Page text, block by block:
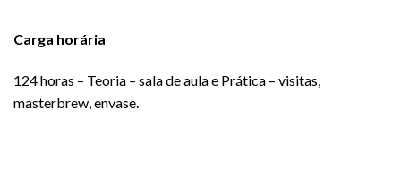
Carga horária
124 horas – Teoria – sala de aula e Prática – visitas,
masterbrew, envase.